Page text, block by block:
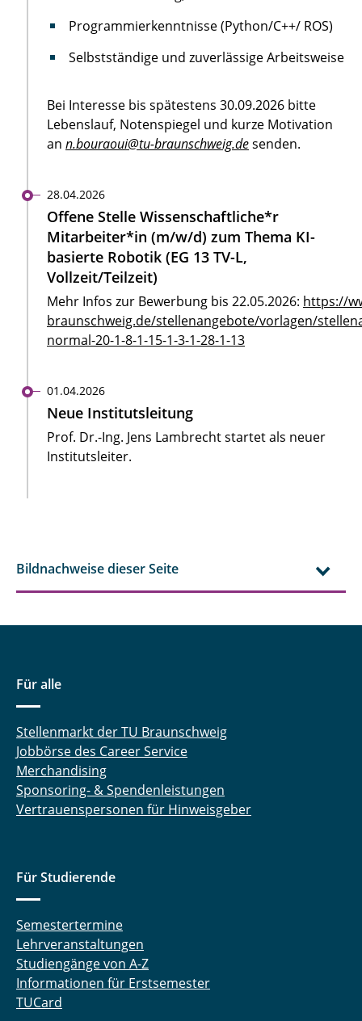
Programmierkenntnisse (Python/C++/ ROS)
Selbstständige und zuverlässige Arbeitsweise
Bei Interesse bis spätestens 30.09.2026 bitte
Lebenslauf, Notenspiegel und kurze Motivation
an n.bouraoui@tu-braunschweig.desenden.
28.04.2026
Offene Stelle Wissenschaftliche*r
Mitarbeiter*in (m/w/d) zum Thema KI-
basierte Robotik (EG 13 TV-L,
Vollzeit/Teilzeit)
Mehr Infos zur Bewerbung bis 22.05.2026: https://
braunschweig.de/stellenangebote/vorlagen/
normal-20-1-8-1-15-1-3-1-28-1-13
01.04.2026
Neue Institutsleitung
Prof. Dr.-Ing. Jens Lambrecht startet als neuer
Institutsleiter.
Bildnachweise dieser Seite
Für alle
Stellenmarkt der TU Braunschweig
Jobbörse des Career Service
Merchandising
Sponsoring- & Spendenleistungen
Vertrauenspersonen für Hinweisgeber
Für Studierende
Semestertermine
Lehrveranstaltungen
Studiengänge von A-Z
Informationen für Erstsemester
TUCard